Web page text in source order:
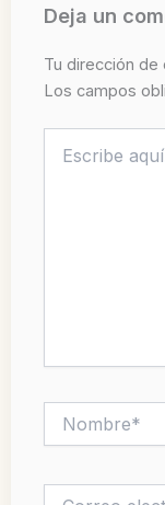
Deja un
Tu dirección de
Los campos
aquí...